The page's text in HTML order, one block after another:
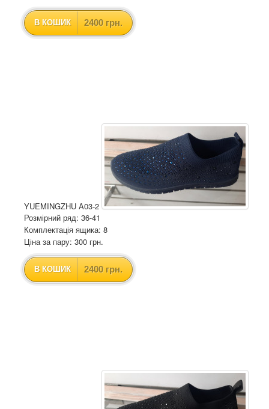
В КОШИК 2400 грн.
YUEMINGZHU A03-2
Розмірний ряд: 36-41
Комплектація ящика: 8
Ціна за пару: 300 грн.
В КОШИК 2400 грн.